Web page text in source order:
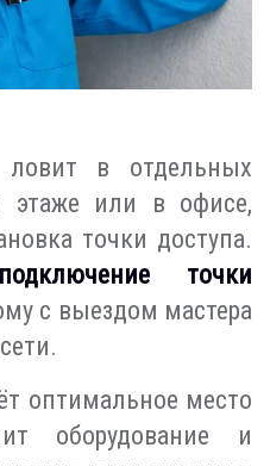
в отдельных
этаже или в офисе,
точки доступа.
подключение точки
с выездом мастера
оптимальное место
оборудование и